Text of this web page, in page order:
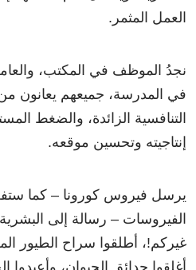
العمل المثمر.
نجدُ الموظف في المكتب،
في المدرسة، جميعهم يعانون
التنافسية الزائدة، والضغط
إنتاجيته وتحسين موقعه.
يرسل فيروس كورونا – كما
الفيروسات – رسالة إلى
غيركم!، أطلقوا سراح الطيور
أغلقوا حدائق الحيوان، وأعيدوا